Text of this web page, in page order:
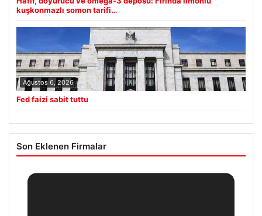
kuşkonmazlı somon tarifi…
Ağustos 6, 2026
Fed faizi sabit tuttu
Son Eklenen Firmalar